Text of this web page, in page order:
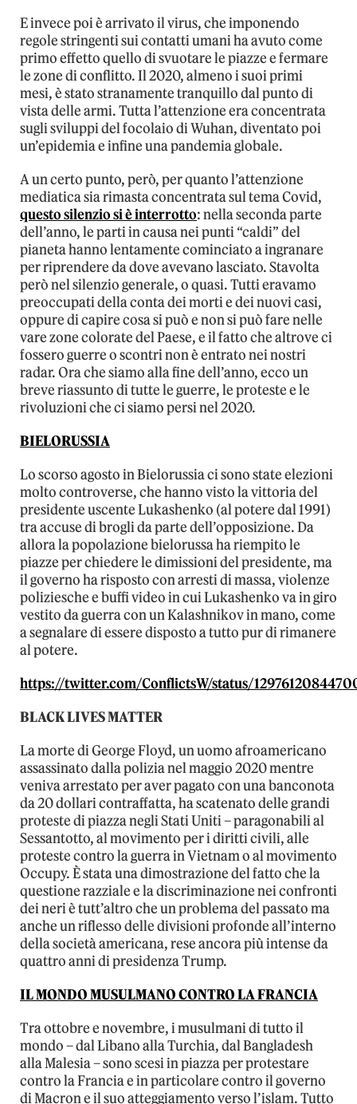
E invece poi è arrivato il virus, che imponendo
regole stringenti sui contatti umani ha avuto come
primo effetto quello di svuotare le piazze e fermare
le zone di conflitto. Il 2020, almeno i suoi primi
mesi, è stato stranamente tranquillo dal punto di
vista delle armi. Tutta l’attenzione era concentrata
sugli sviluppi del focolaio di Wuhan, diventato poi
un’epidemia e infine una pandemia globale.
A un certo punto, però, per quanto l’attenzione
mediatica sia rimasta concentrata sul tema Covid,
questo silenzio si è interrotto: nella seconda parte
dell’anno, le parti in causa nei punti “caldi” del
pianeta hanno lentamente cominciato a ingranare
per riprendere da dove avevano lasciato. Stavolta
però nel silenzio generale, o quasi. Tutti eravamo
preoccupati della conta dei morti e dei nuovi casi,
oppure di capire cosa si può e non si può fare nelle
vare zone colorate del Paese, e il fatto che altrove ci
fossero guerre o scontri non è entrato nei nostri
radar. Ora che siamo alla fine dell’anno, ecco un
breve riassunto di tutte le guerre, le proteste e le
rivoluzioni che ci siamo persi nel 2020.
BIELORUSSIA
Lo scorso agosto in Bielorussia ci sono state elezioni
molto controverse, che hanno visto la vittoria del
presidente uscente Lukashenko (al potere dal 1991)
tra accuse di brogli da parte dell’opposizione. Da
allora la popolazione bielorussa ha riempito le
piazze per chiedere le dimissioni del presidente, ma
il governo ha risposto con arresti di massa, violenze
poliziesche e buffi video in cui Lukashenko va in giro
vestito da guerra con un Kalashnikov in mano, come
a segnalare di essere disposto a tutto pur di rimanere
al potere.
https://twitter.com/ConflictsW/status/
BLACK LIVES MATTER
La morte di George Floyd, un uomo afroamericano
assassinato dalla polizia nel maggio 2020 mentre
veniva arrestato per aver pagato con una banconota
da 20 dollari contraffatta, ha scatenato delle grandi
proteste di piazza negli Stati Uniti – paragonabili al
Sessantotto, al movimento per i diritti civili, alle
proteste contro la guerra in Vietnam o al movimento
Occupy. È stata una dimostrazione del fatto che la
questione razziale e la discriminazione nei confronti
dei neri è tutt’altro che un problema del passato ma
anche un riflesso delle divisioni profonde all’interno
della società americana, rese ancora più intense da
quattro anni di presidenza Trump.
IL MONDO MUSULMANO CONTRO LA FRANCIA
Tra ottobre e novembre, i musulmani di tutto il
mondo – dal Libano alla Turchia, dal Bangladesh
alla Malesia – sono scesi in piazza per protestare
contro la Francia e in particolare contro il governo
di Macron e il suo atteggiamento verso l’islam. Tutto